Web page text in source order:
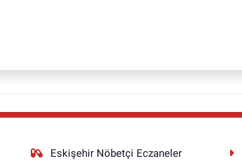
Eskişehir Nöbetçi Eczaneler